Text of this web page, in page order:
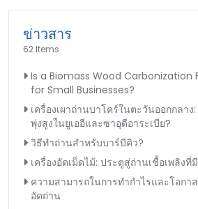
ข่าวสาร
62 Items
Is a Biomass Wood Carbonization
for Small Businesses?
เครื่องเผาถ่านบาโคร์ในตะวันออกกลา
พุ่งสูงในยูเออีและซาอุดีอาระเบีย?
วิธีทำถ่านสำหรับบาร์บีคิว?
เครื่องอัดเม็ดไม้: ประตูสู่ถ่านเชื้อเพลิง
ความสามารถในการทำกำไรและโอกา
อัดถ่าน